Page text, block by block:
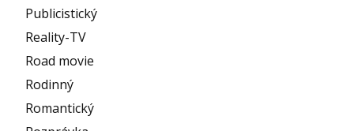
Publicistický
Reality-TV
Road movie
Rodinný
Romantický